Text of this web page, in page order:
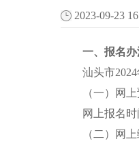
2023-09-23
一、报名办
汕头市2024
（一）网上预
网上报名时间
（二）网上缴